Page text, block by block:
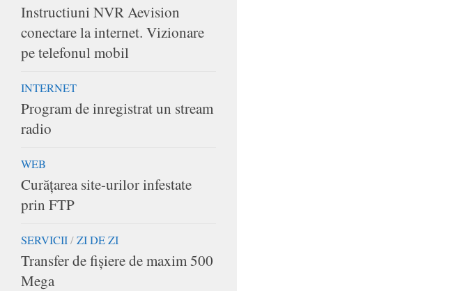
Instructiuni NVR Aevision
conectare la internet. Vizionare
pe telefonul mobil
INTERNET
Program de inregistrat un stream
radio
WEB
Curățarea site-urilor infestate
prin FTP
SERVICII/ZI DE ZI
Transfer de fișiere de maxim 500
Mega